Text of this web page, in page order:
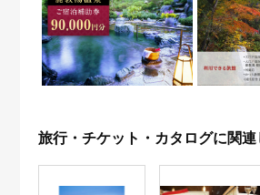
旅行・チケット・カタログに関